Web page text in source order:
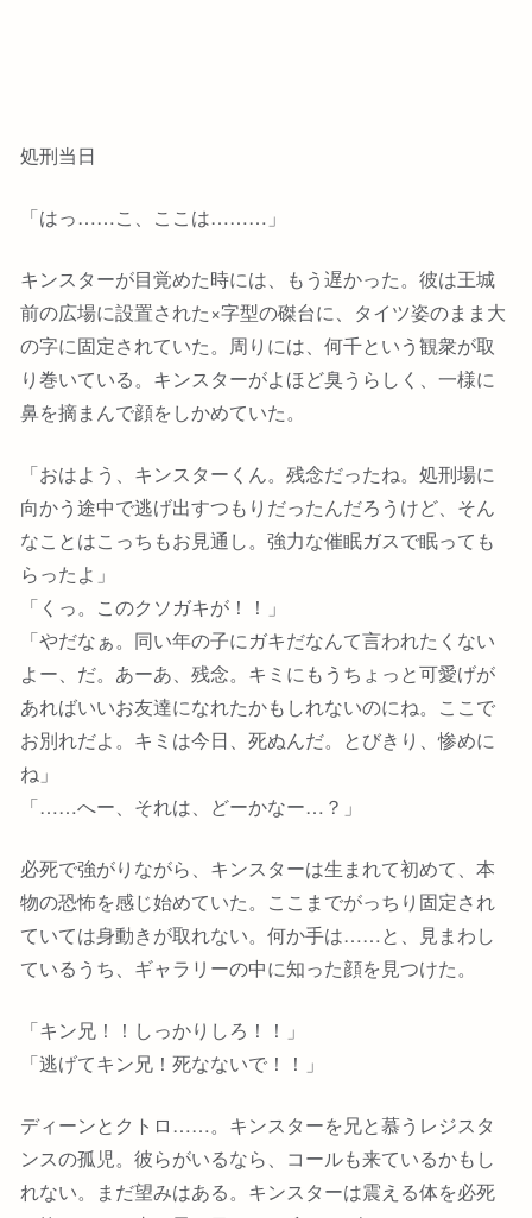
処刑当日
「はっ……こ、ここは………」
キンスターが目覚めた時には、もう遅かった。彼は王城
前の広場に設置された×字型の磔台に、タイツ姿のまま大
の字に固定されていた。周りには、何千という観衆が取
り巻いている。キンスターがよほど臭うらしく、一様に
鼻を摘まんで顔をしかめていた。
「おはよう、キンスターくん。残念だったね。処刑場に
向かう途中で逃げ出すつもりだったんだろうけど、そん
なことはこっちもお見通し。強力な催眠ガスで眠っても
らったよ」
「くっ。このクソガキが！！」
「やだなぁ。同い年の子にガキだなんて言われたくない
よー、だ。あーあ、残念。キミにもうちょっと可愛げが
あればいいお友達になれたかもしれないのにね。ここで
お別れだよ。キミは今日、死ぬんだ。とびきり、惨めに
ね」
「……へー、それは、どーかなー…？」
必死で強がりながら、キンスターは生まれて初めて、本
物の恐怖を感じ始めていた。ここまでがっちり固定され
ていては身動きが取れない。何か手は……と、見まわし
ているうち、ギャラリーの中に知った顔を見つけた。
「キン兄！！しっかりしろ！！」
「逃げてキン兄！死なないで！！」
ディーンとクトロ……。キンスターを兄と慕うレジスタ
ンスの孤児。彼らがいるなら、コールも来ているかもし
れない。まだ望みはある。キンスターは震える体を必死